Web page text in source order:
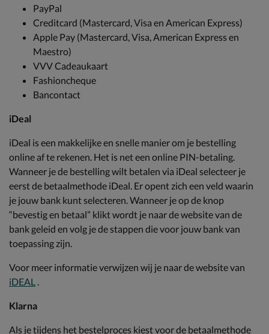
PayPal
Creditcard (Mastercard, Visa en American Express)
Apple Pay (Mastercard, Visa, American Express en
Maestro)
VVV Cadeaukaart
Fashioncheque
Bancontact
iDeal
iDeal is een makkelijke en snelle manier om je bestelling
online af te rekenen. Het is net een online PIN-betaling.
Wanneer je de bestelling wilt betalen via iDeal selecteer je
eerst de betaalmethode iDeal. Er opent zich een veld waarin
je jouw bank kunt selecteren. Wanneer je op de knop
“bevestig en betaal” klikt wordt je naar de website van de
bank geleid en volg je de stappen die voor jouw bank van
toepassing zijn.
Voor meer informatie verwijzen wij je naar de website van
iDEAL
Klarna
Als je tijdens het bestelproces kiest voor de betaalmethode